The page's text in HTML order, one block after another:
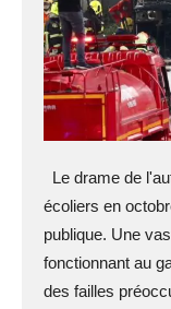
Le drame de
écoliers en
publique. Une
fonctionnant au
des failles